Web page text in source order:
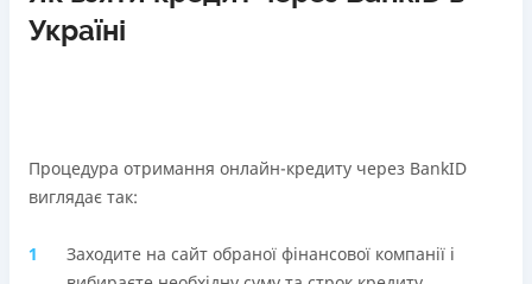
Україні
Процедура отримання онлайн-кредиту через BankID
виглядає так:
Заходите на сайт обраної фінансової компанії і